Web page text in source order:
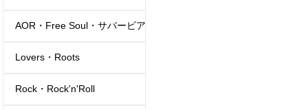
AOR・Free Soul・サバービア
Lovers・Roots
Rock・Rock'n'Roll